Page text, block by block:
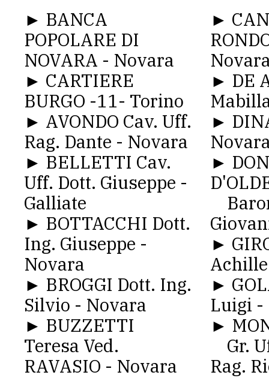
► BANCA
POPOLARE DI
NOVARA - Novara
► CARTIERE
BURGO -11- Torino
► AVONDO Cav. Uff.
Rag. Dante - Novara
► BELLETTI Cav.
Uff. Dott. Giuseppe -
Galliate
► BOTTACCHI Dott.
Ing. Giuseppe -
Novara
► BROGGI Dott. Ing.
Silvio - Novara
► BUZZETTI
Teresa Ved.
RAVASIO - Novara
►
► DE
►
►
►
►
Luigi -
►
Gr.
Rag.